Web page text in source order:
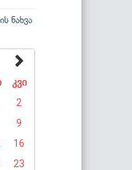
ნახვა
კვი
2
9
16
23